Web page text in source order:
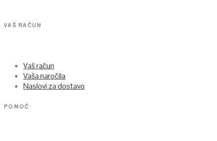
VAŠ RAČUN
Vaš račun
Vaša naročila
Naslovi za dostavo
POMOČ